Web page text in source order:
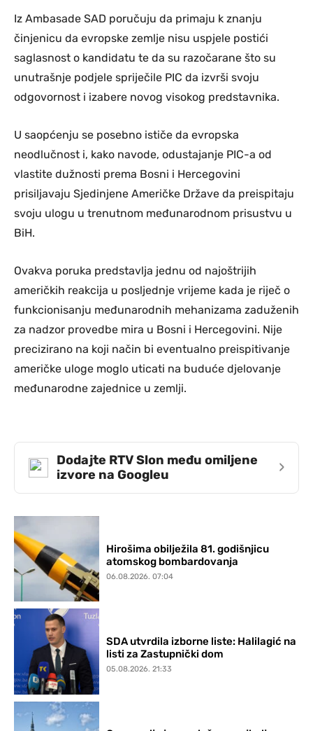
Iz Ambasade SAD poručuju da primaju k znanju
činjenicu da evropske zemlje nisu uspjele postići
saglasnost o kandidatu te da su razočarane što su
unutrašnje podjele spriječile PIC da izvrši svoju
odgovornost i izabere novog visokog predstavnika.
U saopćenju se posebno ističe da evropska
neodlučnost i, kako navode, odustajanje PIC-a od
vlastite dužnosti prema Bosni i Hercegovini
prisiljavaju Sjedinjene Američke Države da preispitaju
svoju ulogu u trenutnom međunarodnom prisustvu u
BiH.
Ovakva poruka predstavlja jednu od najoštrijih
američkih reakcija u posljednje vrijeme kada je riječ o
funkcionisanju međunarodnih mehanizama zaduženih
za nadzor provedbe mira u Bosni i Hercegovini. Nije
precizirano na koji način bi eventualno preispitivanje
američke uloge moglo uticati na buduće djelovanje
međunarodne zajednice u zemlji.
Dodajte RTV Slon među omiljene
izvore na Googleu
›
Hirošima obilježila 81. godišnjicu
atomskog bombardovanja
06.08.2026. 07:04
SDA utvrdila izborne liste: Halilagić na
listi za Zastupnički dom
05.08.2026. 21:33